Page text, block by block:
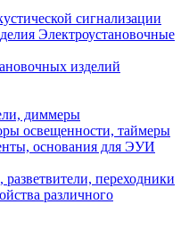
сигнализации
Электроустановочные
изделий
диммеры
освещенности, таймеры
основания для ЭУИ
переходники
различного